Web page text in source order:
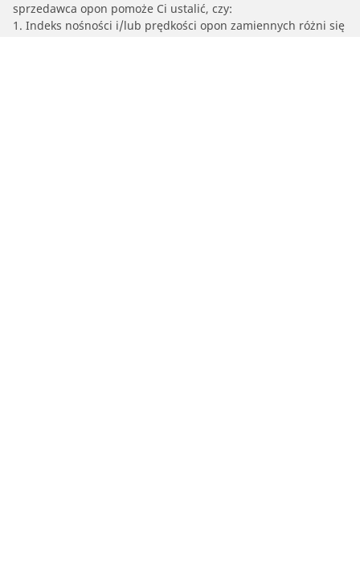
sprzedawca opon pomoże Ci ustalić, czy:
1. Indeks nośności i/lub prędkości opon zamiennych różni się